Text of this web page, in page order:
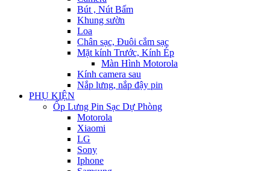
Bút , Nút Bấm
Khung sườn
Loa
Chân sạc, Đuôi cắm sạc
Mặt kính Trước, Kính Ép
Màn Hình Motorola
Kính camera sau
Nắp lưng, nắp đậy pin
PHỤ KIỆN
Ốp Lưng Pin Sạc Dự Phòng
Motorola
Xiaomi
LG
Sony
Iphone